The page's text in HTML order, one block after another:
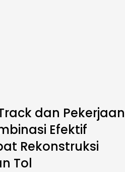
dan Pekerjaan
Efektif
Rekonstruksi
Tol